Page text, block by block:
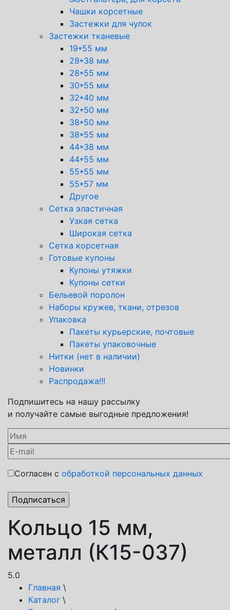
Чашки корсетные
Застежки для чулок
Застежки тканевые
19*55 мм
28*38 мм
28*55 мм
30*55 мм
32*40 мм
32*50 мм
38*50 мм
38*55 мм
44*38 мм
44*55 мм
55*55 мм
55*57 мм
Другое
Сетка эластичная
Узкая сетка
Широкая сетка
Сетка корсетная
Готовые купоны
Купоны утяжки
Купоны сетки
Бельевой поролон
Наборы кружев, ткани, отрезов
Упаковка
Пакеты курьерские, почтовые
Пакеты упаковочные
Нитки (нет в наличии)
Новинки
Распродажа!!!
Подпишитесь на нашу рассылку
и получайте самые выгодные предложения!
Согласен с обработкой персональных данных
Кольцо 15 мм,
металл (К15-037)
5.0
Главная \
Каталог \